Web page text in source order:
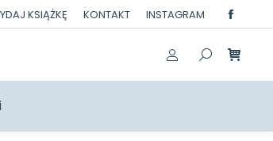
KSIĄŻKĘ KONTAKT INSTAGRAM
page
opens
in